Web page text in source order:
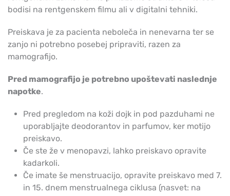
bodisi na rentgenskem filmu ali v digitalni tehniki.
Preiskava je za pacienta neboleča in nenevarna ter se
zanjo ni potrebno posebej pripraviti, razen za
mamografijo.
Pred mamografijo je potrebno upoštevati naslednje
napotke.
Pred pregledom na koži dojk in pod pazduhami ne
uporabljajte deodorantov in parfumov, ker motijo
preiskavo.
Če ste že v menopavzi, lahko preiskavo opravite
kadarkoli.
Če imate še menstruacijo, opravite preiskavo med 7.
in 15. dnem menstrualnega ciklusa (nasvet: na